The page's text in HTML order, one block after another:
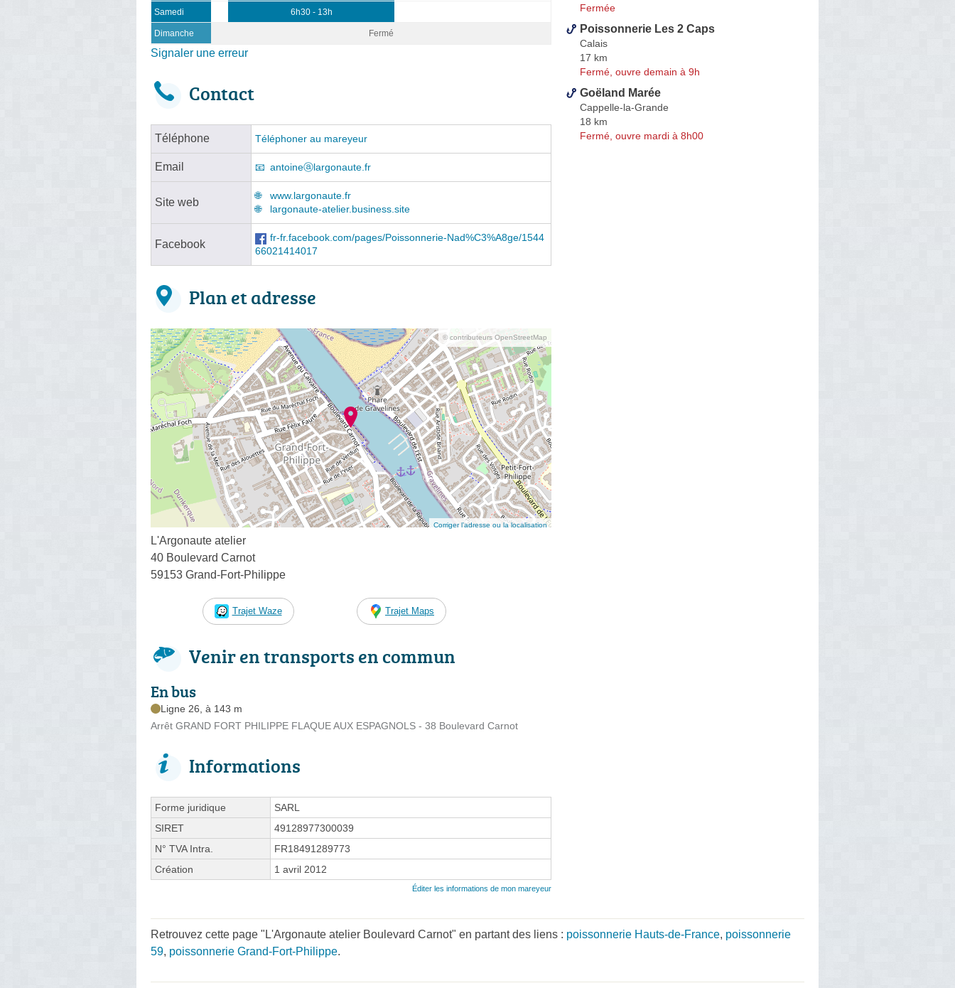
Samedi 6h30 - 13h
Dimanche Fermé
Signaler une erreur
Contact
Téléphone Téléphoner au mareyeur
Email antoineⓐlargonaute.fr
Site web
www.largonaute.fr
largonaute-atelier.business.site
Facebook
fr-fr.facebook.com/pages/Poissonnerie-Nad%C3%A8ge/1544
66021414017
Plan et adresse
© contributeurs OpenStreetMap
Corriger l’adresse ou la localisation
L'Argonaute atelier
40 Boulevard Carnot
59153 Grand-Fort-Philippe
Trajet Waze Trajet Maps
Venir en transports en commun
En bus
Ligne 26, à 143 m
Arrêt GRAND FORT PHILIPPE FLAQUE AUX ESPAGNOLS - 38 Boulevard Carnot
Informations
Forme juridique
SARL
SIRET
49128977300039
N° TVA Intra.
FR18491289773
Création
1 avril 2012
Éditer les informations de mon mareyeur
Fermée
Poissonnerie Les 2 Caps
Calais
17 km
Fermé, ouvre demain à 9h
Goëland Marée
Cappelle-la-Grande
18 km
Fermé, ouvre mardi à 8h00
Retrouvez cette page "L'Argonaute atelier Boulevard Carnot" en partant des liens : poissonnerie Hauts-de-France, poissonnerie
59, poissonnerie Grand-Fort-Philippe.